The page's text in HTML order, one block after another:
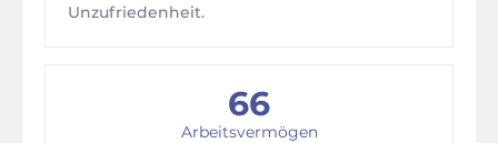
Unzufriedenheit.
66
Arbeitsvermögen